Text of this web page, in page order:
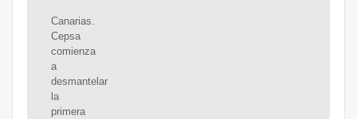
Canarias.
Cepsa
comienza
a
desmantelar
la
primera